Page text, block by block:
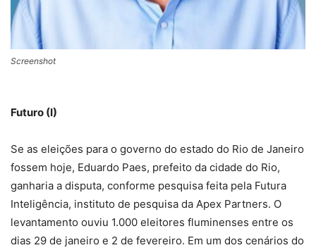
Screenshot
Futuro (I)
Se as eleições para o governo do estado do Rio de Janeiro
fossem hoje, Eduardo Paes, prefeito da cidade do Rio,
ganharia a disputa, conforme pesquisa feita pela Futura
Inteligência, instituto de pesquisa da Apex Partners. O
levantamento ouviu 1.000 eleitores fluminenses entre os
dias 29 de janeiro e 2 de fevereiro. Em um dos cenários do